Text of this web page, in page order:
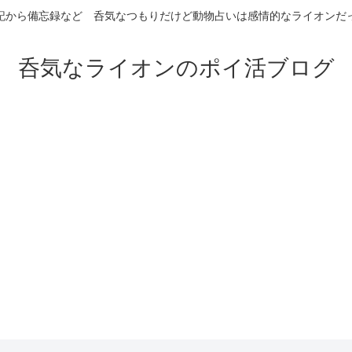
から備忘録など 呑気なつもりだけど動物占いは感情的なライオンだ
呑気なライオンのポイ活ブログ